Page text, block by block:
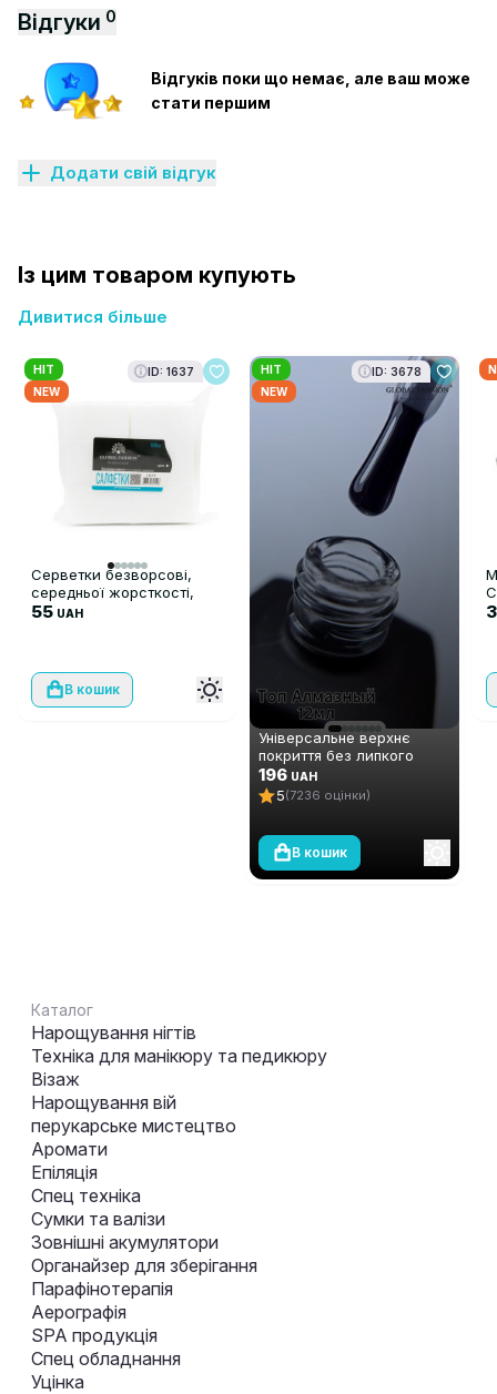
Відгуки 0
Відгуків поки що немає, але ваш може
стати першим
Додати свій відгук
Із цим товаром купують
Дивитися більше
HIT
NEW
ID: 1637
Серветки безворсові,
середньої жорсткості,
500 шт
55 UAH
В кошик
HIT
NEW
ID: 3678
Універсальне верхнє
покриття без липкого
шару Global Fashion TOP-
Алмазний (топ/фініш), 12
мл
196 UAH
5(7236 оцінки)
В кошик
Каталог
Нарощування нігтів
Техніка для манікюру та педикюру
Візаж
Нарощування вій
перукарське мистецтво
Аромати
Епіляція
Спец техніка
Сумки та валізи
Зовнішні акумулятори
Органайзер для зберігання
Парафінотерапія
Аерографія
SPA продукція
Спец обладнання
Уцінка